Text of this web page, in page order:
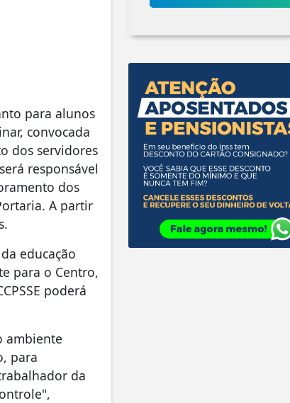
para alunos
convocada
dos servidores
responsável
dos
A partir
educação
para o Centro,
poderá
ambiente
para
da